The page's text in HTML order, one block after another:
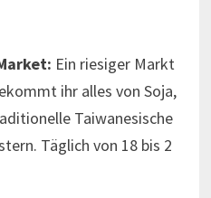
Ein riesiger Markt
ihr alles von Soja,
Taiwanesische
Täglich von 18 bis 2